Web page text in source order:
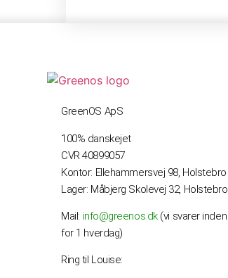
GreenOS ApS
100% danskejet
CVR 40899057
Kontor: Ellehammersvej 98, Holstebro
Lager: Måbjerg Skolevej 32, Holstebro
Mail: info@greenos.dk (vi svarer inden
for 1 hverdag)
Ring til Louise: